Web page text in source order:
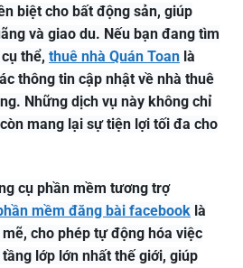
biệt cho bất động sản, giúp
và giao du. Nếu bạn đang tìm
thể, thuê nhà Quán Toan là
thông tin cập nhật về nhà thuê
Những dịch vụ này không chỉ
mang lại sự tiện lợi tối đa cho
cụ phần mềm tương trợ
mềm đăng bài facebook là
cho phép tự động hóa việc
lớp lớn nhất thế giới, giúp